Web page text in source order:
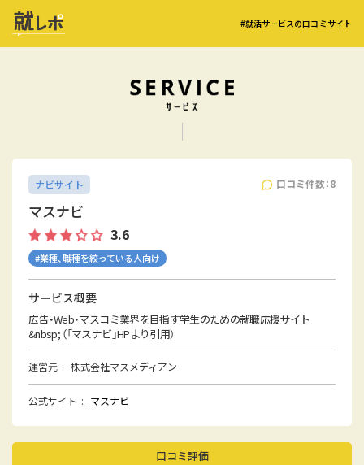
#就活サービスの口コミサイト
口コミ件数：8
ナビサイト
マスナビ
3.6
#業種、職種を絞っている人向け
サービス概要
広告・Web・マスコミ業界を目指す学生のための就職応援サイト
&nbsp; （「マスナビ」HPより引用）
運営元 株式会社マスメディアン
公式サイト マスナビ
口コミ評価